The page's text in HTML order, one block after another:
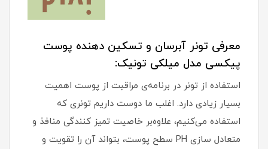
معرفی تونر آبرسان و تسکین دهنده پوست
پیکسی مدل میلکی تونیک:
استفاده از تونر در برنامه‌ی مراقبت از پوست اهمیت
بسیار زیادی دارد. اغلب ما دوست داریم تونری که
استفاده می‌کنیم، علاوه‌بر خاصیت تمیز کنندگی منافذ و
متعادل سازی PH سطح پوست، بتواند آن را تقویت و